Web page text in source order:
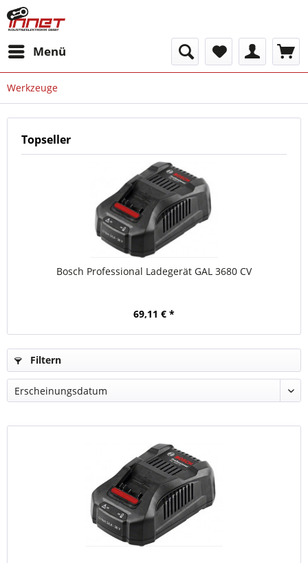
Menü
Werkzeuge
Topseller
Bosch Professional Ladegerät GAL 3680 CV
69,11 € *
Filtern